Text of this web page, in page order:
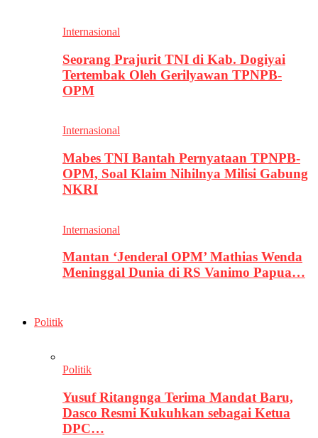
Internasional
Seorang Prajurit TNI di Kab. Dogiyai
Tertembak Oleh Gerilyawan TPNPB-
OPM
Internasional
Mabes TNI Bantah Pernyataan TPNPB-
OPM, Soal Klaim Nihilnya Milisi Gabung
NKRI
Internasional
Mantan ‘Jenderal OPM’ Mathias Wenda
Meninggal Dunia di RS Vanimo Papua…
Politik
Politik
Yusuf Ritangnga Terima Mandat Baru,
Dasco Resmi Kukuhkan sebagai Ketua
DPC…